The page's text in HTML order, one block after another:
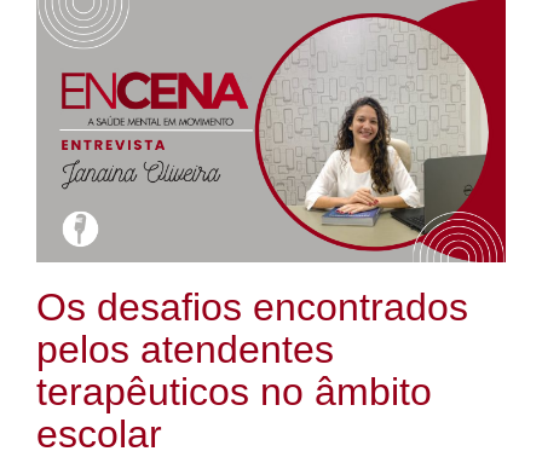
Os desafios encontrados
pelos atendentes
terapêuticos no âmbito
escolar